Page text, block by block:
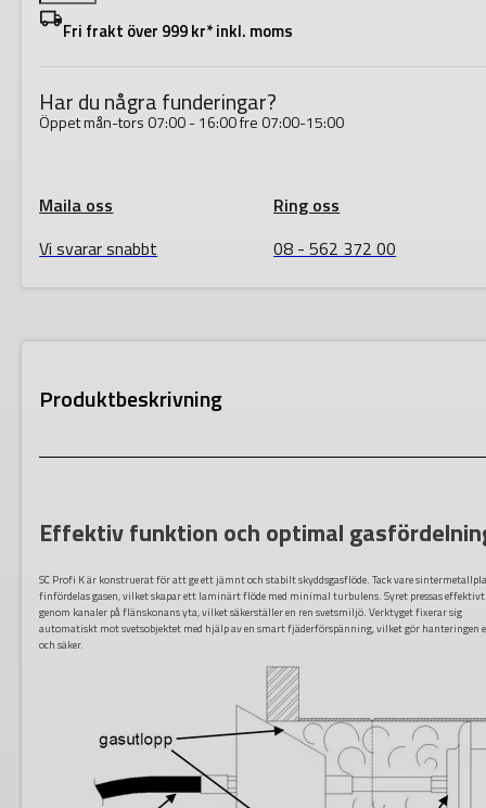
K
ø57
rör
(mm)
42-
53
Fri frakt över 999 kr* inkl. moms
Har du några funderingar?
Öppet mån-tors 07:00 - 16:00 fre 07:00-15:00
Maila oss
Vi svarar snabbt
Ring oss
08 - 562 372 00
Produktbeskrivning
Effektiv funktion och optimal
SC Profi K är konstruerat för att ge ett jämnt och stabilt skyddsgasflöde. Tack vare
finfördelas gasen, vilket skapar ett laminärt flöde med minimal turbulens. Syret pressas
genom kanaler på flänskonans yta, vilket säkerställer en ren svetsmiljö. Verktyget fixerar sig
automatiskt mot svetsobjektet med hjälp av en smart fjäderförspänning, vilket gör hanteringen
och säker.